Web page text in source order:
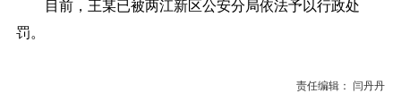
目前，王某已被两江新区公安分局依法予以行政处
罚。
责任编辑： 闫丹丹